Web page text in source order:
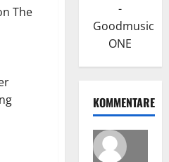
The
-
Goodmusic
ONE
KOMMENTARE